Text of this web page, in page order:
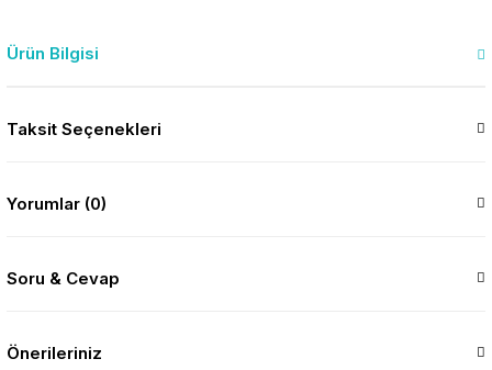
Ürün Bilgisi
Taksit Seçenekleri
Yorumlar (0)
Soru & Cevap
Önerileriniz